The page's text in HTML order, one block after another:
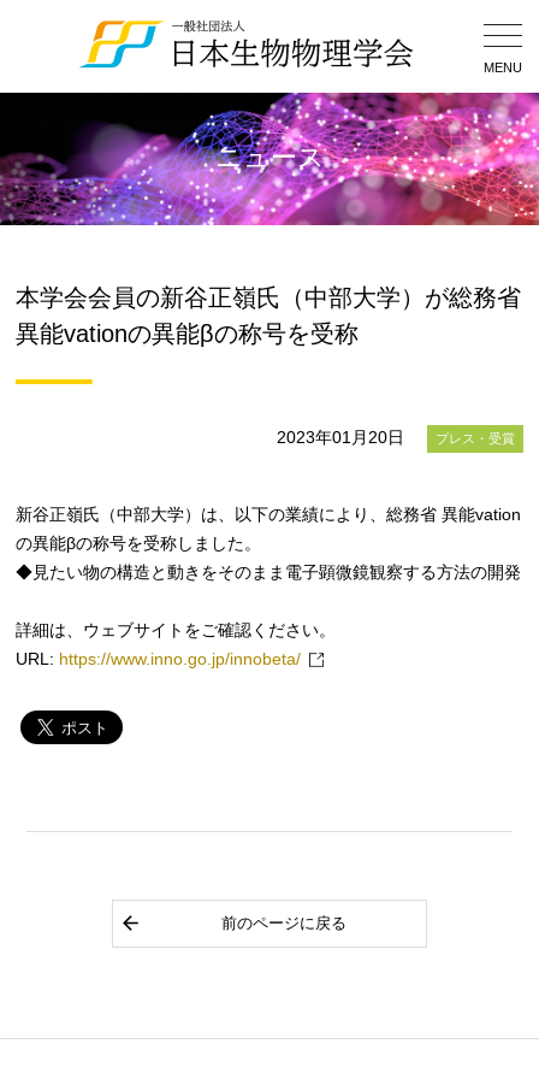
MENU
ニュース
本学会会員の新谷正嶺氏（中部大学）が総務省
異能vationの異能βの称号を受称
2023年01月20日 プレス・受賞
新谷正嶺氏（中部大学）は、以下の業績により、総務省 異能vation
の異能βの称号を受称しました。
◆見たい物の構造と動きをそのまま電子顕微鏡観察する方法の開発
詳細は、ウェブサイトをご確認ください。
URL: https://www.inno.go.jp/innobeta/
前のページに戻る